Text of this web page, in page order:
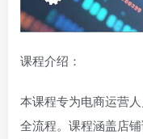
课程介绍：
本课程专为电商运营
全流程。课程涵盖店